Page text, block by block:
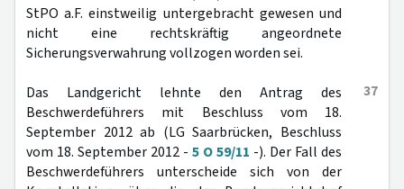
StPO a.F. einstweilig untergebracht gewesen und
nicht eine rechtskräftig angeordnete
Sicherungsverwahrung vollzogen worden sei.
37
Das Landgericht lehnte den Antrag des
Beschwerdeführers mit Beschluss vom 18.
September 2012 ab (LG Saarbrücken, Beschluss
vom 18. September 2012 - 5 O 59/11 -). Der Fall des
Beschwerdeführers unterscheide sich von der